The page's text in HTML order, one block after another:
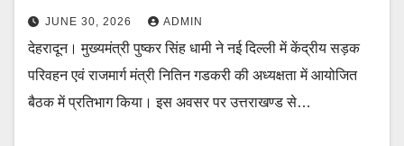
JUNE 30, 2026 ADMIN
देहरादून। मुख्यमंत्री पुष्कर सिंह धामी ने नई दिल्ली में केंद्रीय सड़क
परिवहन एवं राजमार्ग मंत्री नितिन गडकरी की अध्यक्षता में आयोजित
बैठक में प्रतिभाग किया। इस अवसर पर उत्तराखण्ड से…